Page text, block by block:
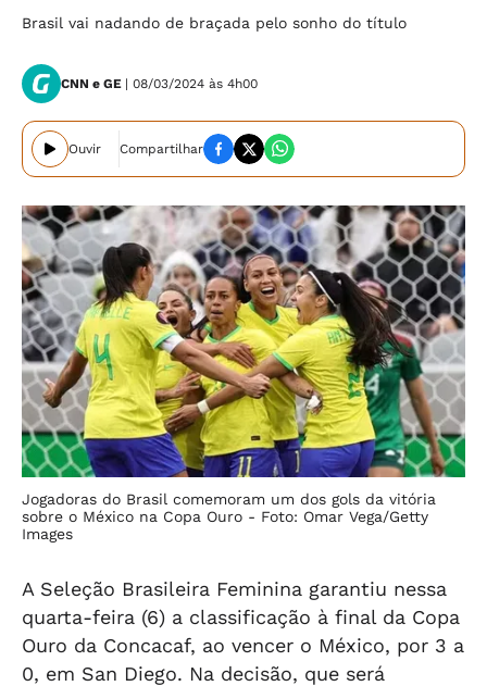
Brasil vai nadando de braçada pelo sonho do título
CNN e GE | 08/03/2024 às 4h00
Ouvir Compartilhar
Jogadoras do Brasil comemoram um dos gols da vitória
sobre o México na Copa Ouro - Foto: Omar Vega/Getty
Images
A Seleção Brasileira Feminina garantiu nessa
quarta-feira (6) a classificação à final da Copa
Ouro da Concacaf, ao vencer o México, por 3 a
0, em San Diego. Na decisão, que será